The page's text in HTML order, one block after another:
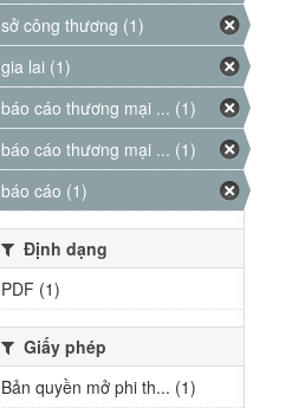
sở công thương (1)
gia lai (1)
báo cáo thương mại ... (1)
báo cáo thương mại ... (1)
báo cáo (1)
Định dạng
PDF (1)
Giấy phép
Bản quyền mở phi th... (1)